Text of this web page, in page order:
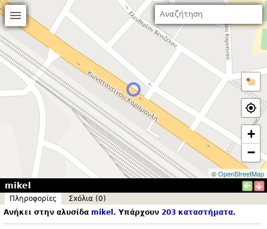
+
−
©OpenStreetMap
mikel
Πληροφορίες
Σxόλια (0)
Ανήκει στην αλυσίδα mikel . Υπάρχουν 203 καταστήματα.